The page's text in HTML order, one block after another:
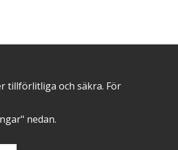
tillförlitliga och säkra. För
nedan.